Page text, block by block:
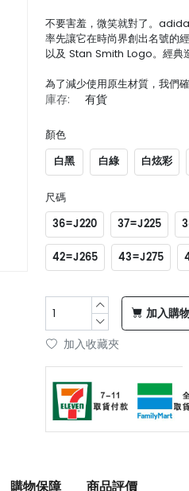
不要害羞，微笑就對了。
率先讓它在時尚界創出名號的
以及 Stan Smith Logo。經典
為了減少使用原生材質，我們
庫存: 有貨
顏色
白黑 白綠 白炫彩
尺碼
36=J220 37=J225
42=J265
43=J275
加入購
加入收藏夾